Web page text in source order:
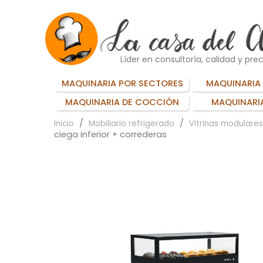
Líder en consultoría, calidad y
MAQUINARIA POR SECTORES
MAQUINARIA
MAQUINARIA DE COCCIÓN
Inicio Mobiliario refrigerado Vitrinas
ciega inferior + correderas